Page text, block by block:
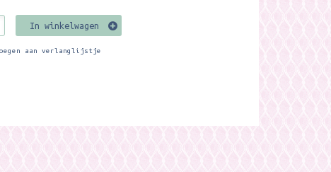
In winkelwagen
aan verlanglijstje